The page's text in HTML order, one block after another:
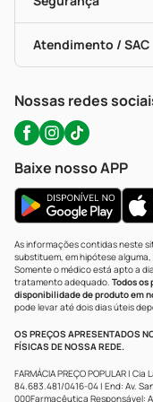
Troca E Devolução
Bulas De A A Z
Políticas De
Testes Rápidos
Autoteste Covid-19
Certificado De
Portal Da Privacidade
Atendimento / SAC
WhatsApp (47)
Nossas redes
Baixe nosso APP
As informações contidas neste
substituem, em hipótese
Somente o médico está apto a
tratamento adequado. Todos
disponibilidade de produto em
pode levar até dois dias úteis
OS PREÇOS APRESENTADOS
FÍSICAS DE NOSSA REDE.
FARMÁCIA PREÇO POPULAR |
84.683.481/0416-04 | End: Av.
000Farmacêutica Responsável: